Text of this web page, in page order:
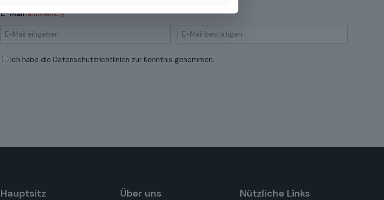
E-Mail(erforderlich)
Mail
Datenschutzrichtlinien(erforderlich)
Ich habe die Datenschutzrichtlinien zur Kenntnis genommen.
Hauptsitz Über uns Nützliche Links